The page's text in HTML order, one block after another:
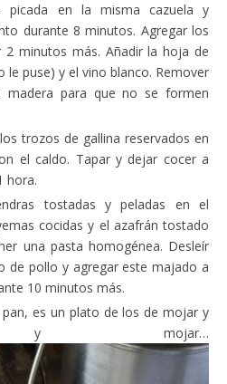
picada en la misma cazuela y
durante 8 minutos. Agregar los
minutos más. Añadir la hoja de
le puse) y el vino blanco. Remover
madera para que no se formen
trozos de gallina reservados en
el caldo. Tapar y dejar cocer a
hora.
tostadas y peladas en el
cocidas y el azafrán tostado
una pasta homogénea. Desleír
de pollo y agregar este majado a
10 minutos más.
es un plato de los de mojar y
y mojar…